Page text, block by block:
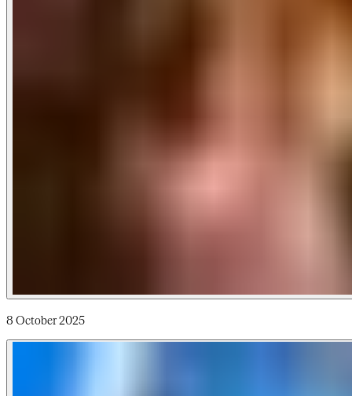
8 October 2025​​​​‌ ‍ ​‍​‍‌‍ ‌ ​‍‌‍‍‌‌‍‌ ‌‍‍‌‌‍ ‍​‍​‍​ ‍‍​‍​‍‌ ​ ‌‍​‌‌‍ ‍‌‍‍‌‌ ‌​‌ ‍‌​‍ ‍‌‍‍‌‌‍ ​‍​‍​‍ ​​‍​‍‌‍‍​‌ ​‍‌‍‌‌‌‍‌‍​‍​‍​ ‍‍​‍​‍‌‍‍​‌ ‌​‌ ‌​‌ ​​‌ ​ ​‍ ​‍ ‌‍‌‍‌‍ ‌ ​‍‌ ​ ‌‍‌‌‌ ‌​‌‍‍‌​‍ ‌‌‍‍‌‌ ​ ‌‍ ​‌‍​‌‌‍ ‍‌‍‌​‌ ​ ​‍ ‍‌ ‌‍‌‍‌‌‌ ​‍‌‍​ ‌‍‌‌‌‍ ​​‍ ‍‌‍​‌‌ ​​‌ ​​​‍ ‌ ​ ‌ ‌​‌ ‌‌‌‍‌​‌‍‍‌‌‍ ​‍ ‌‍‍‌‌‍ ‍‌ ‌​‌‍‌‌‌‍ ‍‌ ‌​​‍ ‌‍‌‌‌‍‌​‌‍‍‌‌ ‌​​‍ ‌‍ ‌‌‍ ‌‍‌​‌‍‌‌​ ‌‌ ​​‌ ​‍‌‍‌‌‌ ​ ‌‍‌‌‌‍ ‍‌ ‌​‌‍​‌‌ ‌​‌‍‍‌‌‍ ‌‍ ‍​ ‍ ‌‍‍‌‌‍‌​​ ‌​ ​​​ ‌​​ ​​‌‍​ ​ ​​​ ​‌​ ‍​​ ‌​​‍ ‌​ ‌ ​ ​​‌‍‌‌​ ‌​​‍ ‌​ ‌​​ ‌ ‌‍‌‌​ ‌ ​‍ ‌‌‍​‍​ ​‍​ ​‍​ ‌‌​‍ ‌​ ​‌​ ​ ​ ‌ ‌‍​‍​ ​​‌‍‌​​ ‌‍‌‍‌‍​ ​​​ ‍‌​ ‍‌‌‍​‌​ ‍ ‌ ‌​‌ ‍‌‌ ​​‌‍‌‌​ ‌‌ ​​‌‍​‌‌‍‌ ‌‍‌‌​ ‍ ‌ ​​‌‍​‌‌ ‌​‌‍‍​​ ‌‌ ​​‌‍​‌‌‍‌ ‌‍‌‌‌​​‍‌ ‌‌‌‍‍‌‌‍ ​‌‍‌​‌‍‌‌‌ ​‍​‍‌‌​ ‌‌‌​​‍‌‌ ‌‍‍ ‌‍‌‌‌ ‍‌​‍‌‌​ ​ ‌​‌​​‍‌‌​ ​ ‌​‌​​‍‌‌​ ​‍​ ​‍​ ‌ ​ ‌‍​ ​​​ ​‍​ ‍‌‌‍‌‍‌‍​‍​ ​​‌‍​‌‌‍‌‍​ ‌​​ ‌‌​‍‌‌​ ​‍​ ​‍​‍‌‌​ ‌‌‌​‌​​‍ ‍‌‍‍​‌‍‌‌‌‍​‌‌‍‌​‌‍‍‌‌‍ ‍‌‍‌ ​ ‌‍​‍‌‍​‌‌ ​ ‌‍‌‌‌‌‌‌‌ ​‍‌‍ ​​ ‌‌‍‍​‌ ‌​‌ ‌​‌ ​​‌ ​ ​‍‌‌​ ​‍‌​‌‍​‍‌‌​ ​‍‌​‌‍‌‍‌‍‌‍ ‌ ​‍‌ ​ ‌‍‌‌‌ ‌​‌‍‍‌​‍ ‌‌‍‍‌‌ ​ ‌‍ ​‌‍​‌‌‍ ‍‌‍‌​‌ ​ ​‍ ‍‌ ‌‍‌‍‌‌‌ ​‍‌‍​ ‌‍‌‌‌‍ ​​‍ ‍‌‍​‌‌ ​​‌ ​​​‍‌‌​ ​‍‌​‌‍‌ ​ ‌ ‌​‌ ‌‌‌‍‌​‌‍‍‌‌‍ ​‍‌‍‌‍‍‌‌‍‌​​ ‌​ ​​​ ‌​​ ​​‌‍​ ​ ​​​ ​‌​ ‍​​ ‌​​‍ ‌​ ‌ ​ ​​‌‍‌‌​ ‌​​‍ ‌​ ‌​​ ‌ ‌‍‌‌​ ‌ ​‍ ‌‌‍​‍​ ​‍​ ​‍​ ‌‌​‍ ‌​ ​‌​ ​ ​ ‌ ‌‍​‍​ ​​‌‍‌​​ ‌‍‌‍‌‍​ ​​​ ‍‌​ ‍‌‌‍​‌​‍‌‍‌ ‌​‌ ‍‌‌ ​​‌‍‌‌​ ‌‌ ​​‌‍​‌‌‍‌ ‌‍‌‌​‍‌‍‌ ​​‌‍​‌‌ ‌​‌‍‍​​ ‌‌ ​​‌‍​‌‌‍‌ ‌‍‌‌‌​​‍‌ ‌‌‌‍‍‌‌‍ ​‌‍‌​‌‍‌‌‌ ​‍​‍‌‌​ ‌‌‌​​‍‌‌ ‌‍‍ ‌‍‌‌‌ ‍‌​‍‌‌​ ​ ‌​‌​​‍‌‌​ ​ ‌​‌​​‍‌‌​ ​‍​ ​‍​ ‌ ​ ‌‍​ ​​​ ​‍​ ‍‌‌‍‌‍‌‍​‍​ ​​‌‍​‌‌‍‌‍​ ‌​​ ‌‌​‍‌‌​ ​‍​ ​‍​‍‌‌​ ‌‌‌​‌​​‍ ‍‌‍‍​‌‍‌‌‌‍​‌‌‍‌​‌‍‍‌‌‍ ‍‌‍‌ ​‍‌‍‌ ​​‌‍‌‌‌ ​‍‌ ​ ‌ ​​‌‍‌‌‌‍​ ‌ ‌​‌‍‍‌‌ ‌‍‌‍‌‌​ ‌‌ ​​‌ ‌‌‌‍​‍‌‍ ​‌‍‍‌‌ ​ ‌‍‍​‌‍‌‌‌‍‌​​‍​‍‌ ‌